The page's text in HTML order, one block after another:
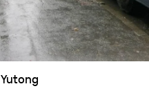
Yutong